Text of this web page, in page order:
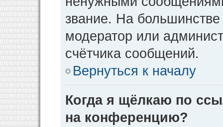
звание. На
модератор или
счётчика сообщений.
Вернуться к началу
Когда я щёлкаю по
на конференцию?